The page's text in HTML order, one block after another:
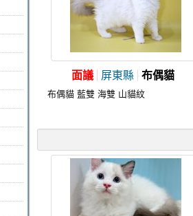
面議 屏東縣 布偶貓
布偶貓 藍雙 海雙 山貓紋